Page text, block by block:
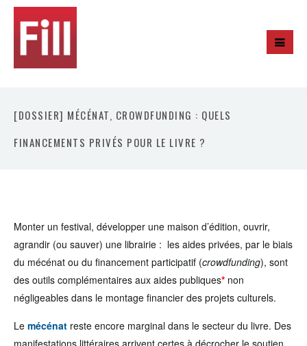
[DOSSIER] MÉCÉNAT, CROWDFUNDING : QUELS
FINANCEMENTS PRIVÉS POUR LE LIVRE ?
Monter un festival, développer une maison d’édition, ouvrir,
agrandir (ou sauver) une librairie : les aides privées, par le biais
du mécénat ou du financement participatif (crowdfunding), sont
des outils complémentaires aux aides publiques* non
négligeables dans le montage financier des projets culturels.
Le mécénat reste encore marginal dans le secteur du livre. Des
manifestations littéraires arrivent certes à décrocher le soutien